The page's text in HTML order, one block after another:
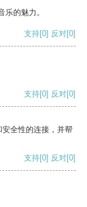
的魅力。
支持[0] 反对[0]
支持[0] 反对[0]
全性的连接，并帮
支持[0] 反对[0]